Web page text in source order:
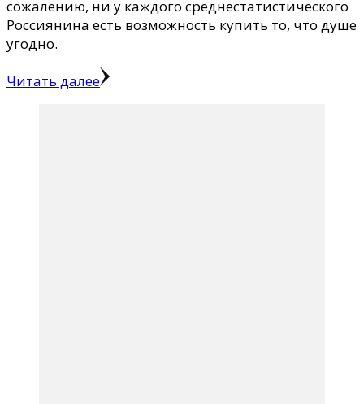
сожалению, ни у каждого среднестатистического
Россиянина есть возможность купить то, что душе
угодно.
Читать далее